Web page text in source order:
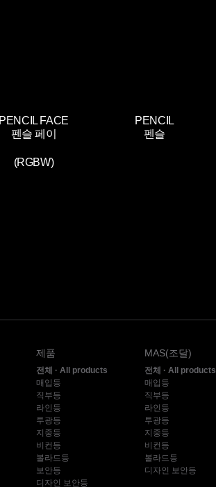
PENCIL FACE
펜슬 페이
(RGBW)
PENCIL
펜슬
MAS(조달)
전체 · All products
매입등
직부등
라인등
투광등
지중등
비컨등
볼라드등
디자인 보안등
제품
전체 · All products
매입등
직부등
라인등
투광등
지중등
비컨등
볼라드등
보안등
디자인 보안등